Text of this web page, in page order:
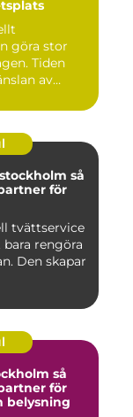
göra stor
Tiden
av
så
för
tvättservice
rengöra
Den skapar
så
för
belysning